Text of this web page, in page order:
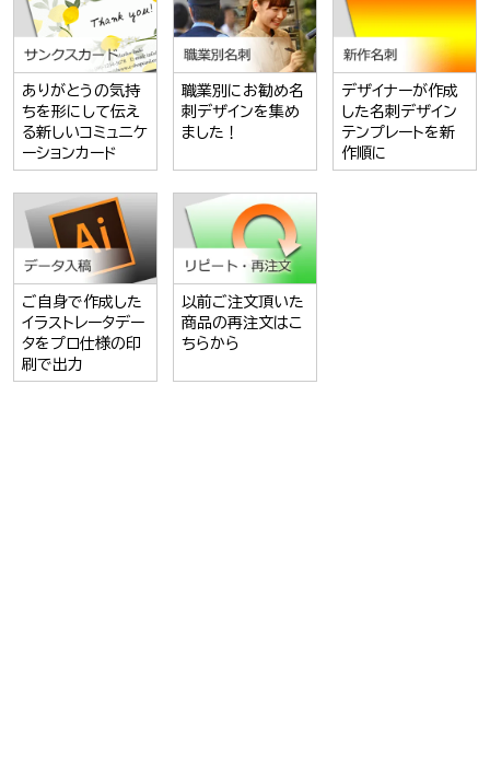
ありがとうの気持
ちを形にして伝え
る新しいコミュニケ
ーションカード
職業別にお勧め名
刺デザインを集め
ました！
デザイナーが作成
した名刺デザイン
テンプレートを新
作順に
ご自身で作成した
イラストレータデー
タをプロ仕様の印
刷で出力
以前ご注文頂いた
商品の再注文はこ
ちらから